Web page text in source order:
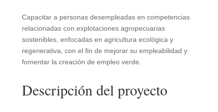
Capacitar a personas desempleadas en competencias
relacionadas con explotaciones agropecuarias
sostenibles, enfocadas en agricultura ecológica y
regenerativa, con el fin de mejorar su empleabilidad y
fomentar la creación de empleo verde.
Descripción del proyecto